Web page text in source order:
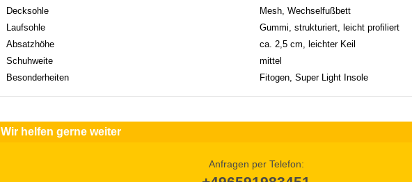
Decksohle
Mesh, Wechselfußbett
Laufsohle
Gummi, strukturiert, leicht profiliert
Absatzhöhe
ca. 2,5 cm, leichter Keil
Schuhweite
mittel
Besonderheiten
Fitogen, Super Light Insole
Wir helfen gerne weiter
Anfragen per Telefon: